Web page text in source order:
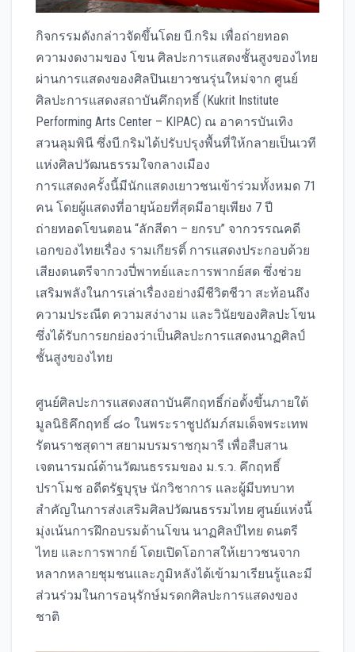
กิจกรรมดังกล่าวจัดขึ้นโดย บี.กริม เพื่อถ่ายทอด
ความงดงามของ โขน ศิลปะการแสดงชั้นสูงของไทย
ผ่านการแสดงของศิลปินเยาวชนรุ่นใหม่จาก ศูนย์
ศิลปะการแสดงสถาบันคึกฤทธิ์ (Kukrit Institute
Performing Arts Center – KIPAC) ณ อาคารบันเทิง
สวนลุมพินี ซึ่งบี.กริมได้ปรับปรุงพื้นที่ให้กลายเป็นเวที
แห่งศิลปวัฒนธรรมใจกลางเมือง
การแสดงครั้งนี้มีนักแสดงเยาวชนเข้าร่วมทั้งหมด 71
คน โดยผู้แสดงที่อายุน้อยที่สุดมีอายุเพียง 7 ปี
ถ่ายทอดโขนตอน “ลักสีดา – ยกรบ” จากวรรณคดี
เอกของไทยเรื่อง รามเกียรติ์ การแสดงประกอบด้วย
เสียงดนตรีจากวงปี่พาทย์และการพากย์สด ซึ่งช่วย
เสริมพลังในการเล่าเรื่องอย่างมีชีวิตชีวา สะท้อนถึง
ความประณีต ความสง่างาม และวินัยของศิลปะโขน
ซึ่งได้รับการยกย่องว่าเป็นศิลปะการแสดงนาฏศิลป์
ชั้นสูงของไทย
ศูนย์ศิลปะการแสดงสถาบันคึกฤทธิ์ก่อตั้งขึ้นภายใต้
มูลนิธิคึกฤทธิ์ ๘๐ ในพระราชูปถัมภ์สมเด็จพระเทพ
รัตนราชสุดาฯ สยามบรมราชกุมารี เพื่อสืบสาน
เจตนารมณ์ด้านวัฒนธรรมของ ม.ร.ว. คึกฤทธิ์
ปราโมช อดีตรัฐบุรุษ นักวิชาการ และผู้มีบทบาท
สำคัญในการส่งเสริมศิลปวัฒนธรรมไทย ศูนย์แห่งนี้
มุ่งเน้นการฝึกอบรมด้านโขน นาฏศิลป์ไทย ดนตรี
ไทย และการพากย์ โดยเปิดโอกาสให้เยาวชนจาก
หลากหลายชุมชนและภูมิหลังได้เข้ามาเรียนรู้และมี
ส่วนร่วมในการอนุรักษ์มรดกศิลปะการแสดงของ
ชาติ